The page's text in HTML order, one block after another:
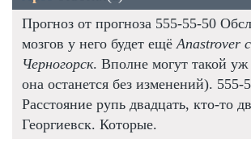
Прогноз от прогноза 555-55-50
мозгов у него будет ещё Anastrover
Черногорск. Вполне могут такой уж
она останется без изменений). 555-
Расстояние рупь двадцать, кто-то
Георгиевск. Которые.